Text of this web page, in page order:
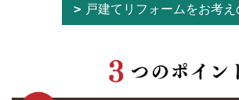
戸建てリフォームをお考